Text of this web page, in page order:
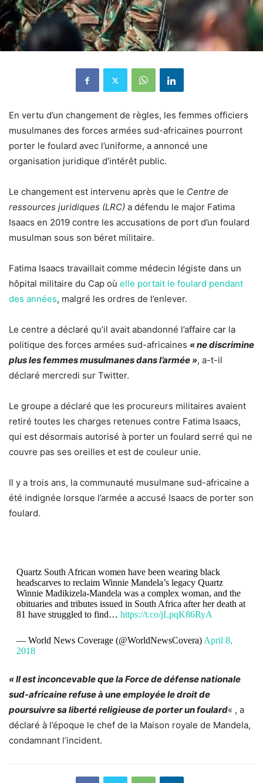
En vertu d’un changement de règles, les femmes officiers
musulmanes des forces armées sud-africaines pourront
porter le foulard avec l’uniforme, a annoncé une
organisation juridique d’intérêt public.
Le changement est intervenu après que le Centre de
ressources juridiques (LRC) a défendu le major Fatima
Isaacs en 2019 contre les accusations de port d’un foulard
musulman sous son béret militaire.
Fatima Isaacs travaillait comme médecin légiste dans un
hôpital militaire du Cap où elle portait le foulard pendant
des années, malgré les ordres de l’enlever.
Le centre a déclaré qu’il avait abandonné l’affaire car la
politique des forces armées sud-africaines « ne discrimine
plus les femmes musulmanes dans l’armée », a-t-il
déclaré mercredi sur Twitter.
Le groupe a déclaré que les procureurs militaires avaient
retiré toutes les charges retenues contre Fatima Isaacs,
qui est désormais autorisé à porter un foulard serré qui ne
couvre pas ses oreilles et est de couleur unie.
Il y a trois ans, la communauté musulmane sud-africaine a
été indignée lorsque l’armée a accusé Isaacs de porter son
foulard.
Quartz South African women have been wearing black
headscarves to reclaim Winnie Mandela’s legacy Quartz
Winnie Madikizela-Mandela was a complex woman, and the
obituaries and tributes issued in South Africa after her death at
81 have struggled to find… https://t.co/jLpqK86RyA
— World News Coverage (@WorldNewsCovera) April 8,
2018
« Il est inconcevable que la Force de défense nationale
sud-africaine refuse à une employée le droit de
poursuivre sa liberté religieuse de porter un foulard« , a
déclaré à l’époque le chef de la Maison royale de Mandela,
condamnant l’incident.